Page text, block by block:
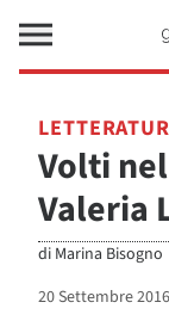
Volti
Valeria
di Marina Bisogno
20 Settembre 2016